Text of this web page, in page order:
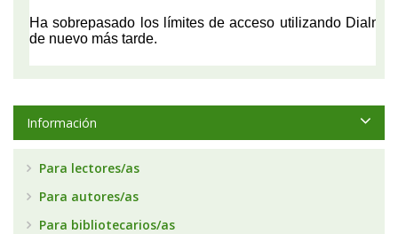
Información
Para lectores/as
Para autores/as
Para bibliotecarios/as